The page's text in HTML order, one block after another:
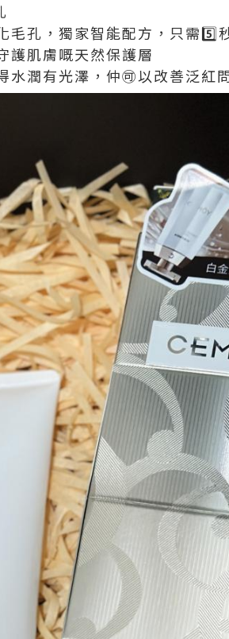
毛孔，獨家智能配方，只需5️⃣
護肌膚嘅天然保護層
水潤有光澤，仲🉑以改善泛紅